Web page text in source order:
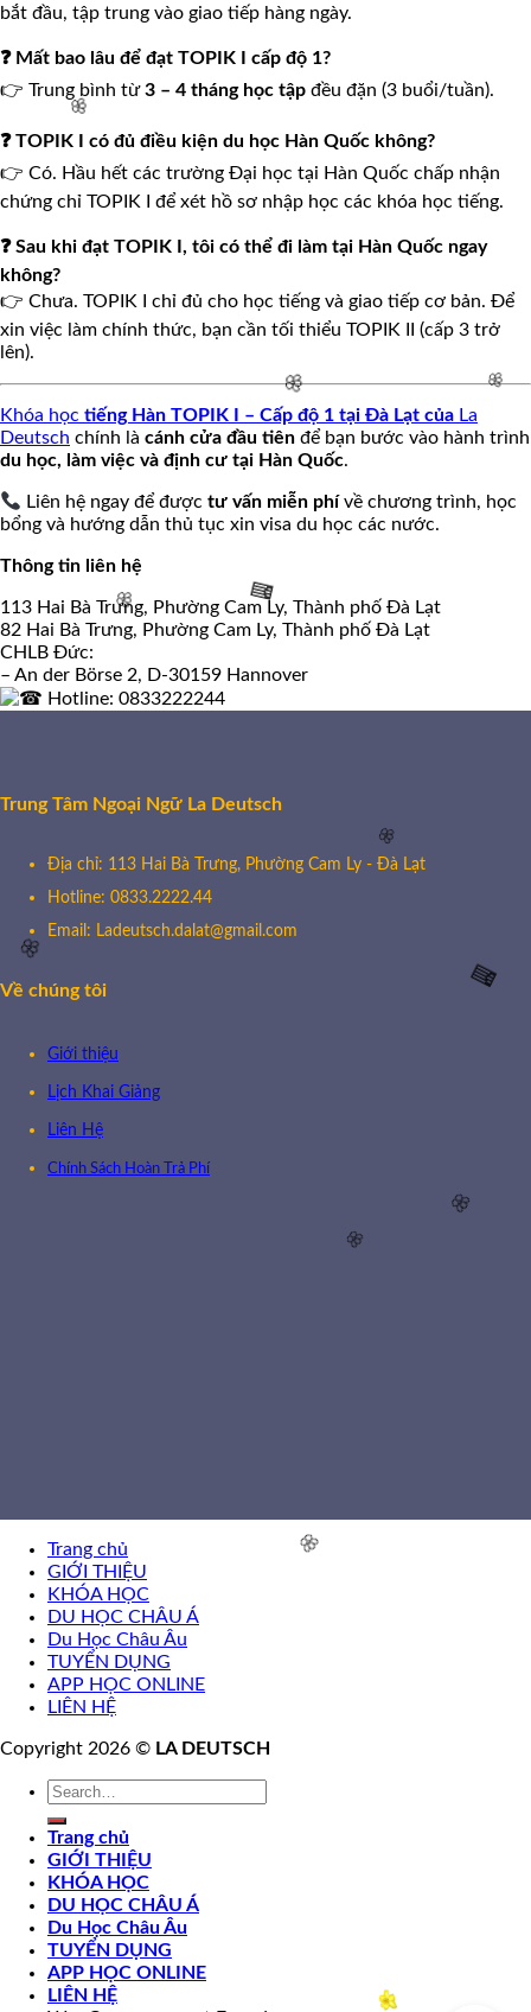
🌸
🌸
🧧
🌸
🧧
🌸
bắt đầu, tập trung vào giao tiếp hàng ngày.
❓ Mất bao lâu để đạt TOPIK I cấp độ 1?
👉 Trung bình từ3 – 4 tháng học tập đều đặn (3 buổi/tuần).
❓ TOPIK I có đủ điều kiện du học Hàn Quốc không?
👉 Có. Hầu hết các trường Đại học tại Hàn Quốc chấp nhận
chứng chỉ TOPIK I để xét hồ sơ nhập học các khóa học tiếng.
❓ Sau khi đạt TOPIK I, tôi có thể đi làm tại Hàn Quốc ngay
không?
👉 Chưa. TOPIK I chỉ đủ cho học tiếng và giao tiếp cơ bản. Để
xin việc làm chính thức, bạn cần tối thiểu TOPIK II (cấp 3 trở
lên).
Khóa học tiếng Hàn TOPIK I – Cấp độ 1 tại Đà Lạt của La
Deutsch chính là cánh cửa đầu tiên để bạn bước vào hành trình
du học, làm việc và định cư tại Hàn Quốc.
Liên hệ ngay để đượctư vấn miễn phívề chương trình, học
bổng và hướng dẫn thủ tục xin visa du học các nước.
Thông tin liên hệ
113 Hai Bà Trưng, Phường Cam Ly, Thành phố Đà Lạt
82 Hai Bà Trưng, Phường Cam Ly, Thành phố Đà Lạt
CHLB Đức:
– An der Börse 2, D-30159 Hannover
Hotline: 0833222244
Trung Tâm Ngoại Ngữ La Deutsch
Địa chỉ: 113 Hai Bà Trưng, Phường Cam Ly - Đà Lạt
Hotline: 0833.2222.44
Email: Ladeutsch.dalat@gmail.com
Về chúng tôi
Giới thiệu
Lịch Khai Giảng
Liên Hệ
Chính Sách Hoàn Trả Phí
Trang chủ
GIỚI THIỆU
KHÓA HỌC
DU HỌC CHÂU Á
Du Học Châu Âu
TUYỂN DỤNG
APP HỌC ONLINE
LIÊN HỆ
Copyright 2026 © LA DEUTSCH
Trang chủ
GIỚI THIỆU
KHÓA HỌC
DU HỌC CHÂU Á
Du Học Châu Âu
TUYỂN DỤNG
APP HỌC ONLINE
LIÊN HỆ